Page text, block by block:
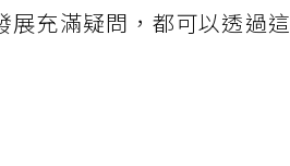
充滿疑問，都可以透過這